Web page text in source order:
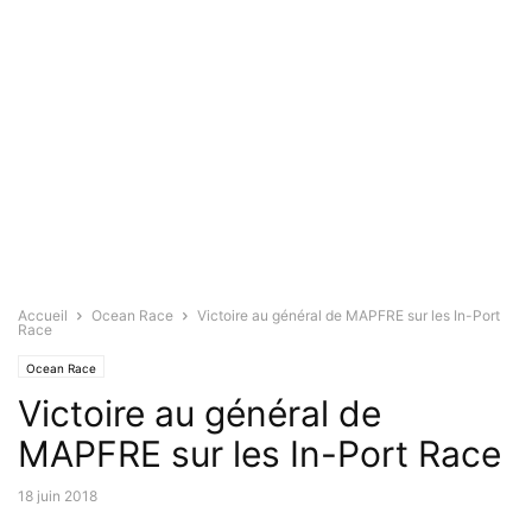
Accueil Ocean Race
Victoire au général de MAPFRE sur les In-Port
Race
Ocean Race
Victoire au général de
MAPFRE sur les In-Port Race
18 juin 2018